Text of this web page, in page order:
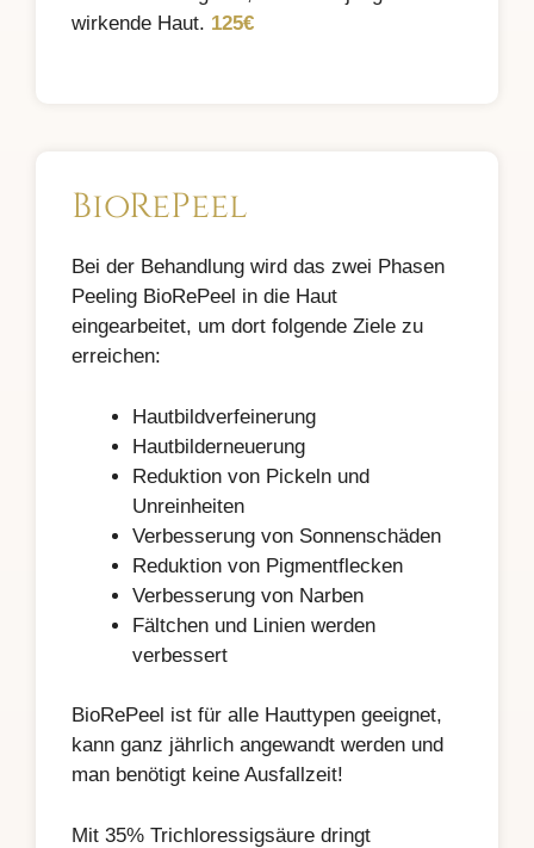
wirkende Haut. 125€
BioRePeel
Bei der Behandlung wird das zwei Phasen
Peeling BioRePeel in die Haut
eingearbeitet, um dort folgende Ziele zu
erreichen:
Hautbildverfeinerung
Hautbilderneuerung
Reduktion von Pickeln und
Unreinheiten
Verbesserung von Sonnenschäden
Reduktion von Pigmentflecken
Verbesserung von Narben
Fältchen und Linien werden
verbessert
BioRePeel ist für alle Hauttypen geeignet,
kann ganz jährlich angewandt werden und
man benötigt keine Ausfallzeit!
Mit 35% Trichloressigsäure dringt